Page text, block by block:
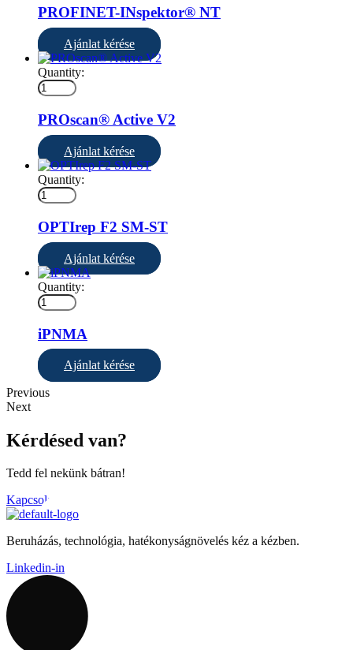
PROFINET-INspektor® NT
Ajánlat kérése
Quantity:
PROscan® Active V2
Ajánlat kérése
Quantity:
OPTIrep F2 SM-ST
Ajánlat kérése
Quantity:
iPNMA
Ajánlat kérése
Previous
Next
Kérdésed van?
Tedd fel nekünk bátran!
Kapcsolat
Beruházás, technológia, hatékonyságnövelés kéz a kézben.
Linkedin-in